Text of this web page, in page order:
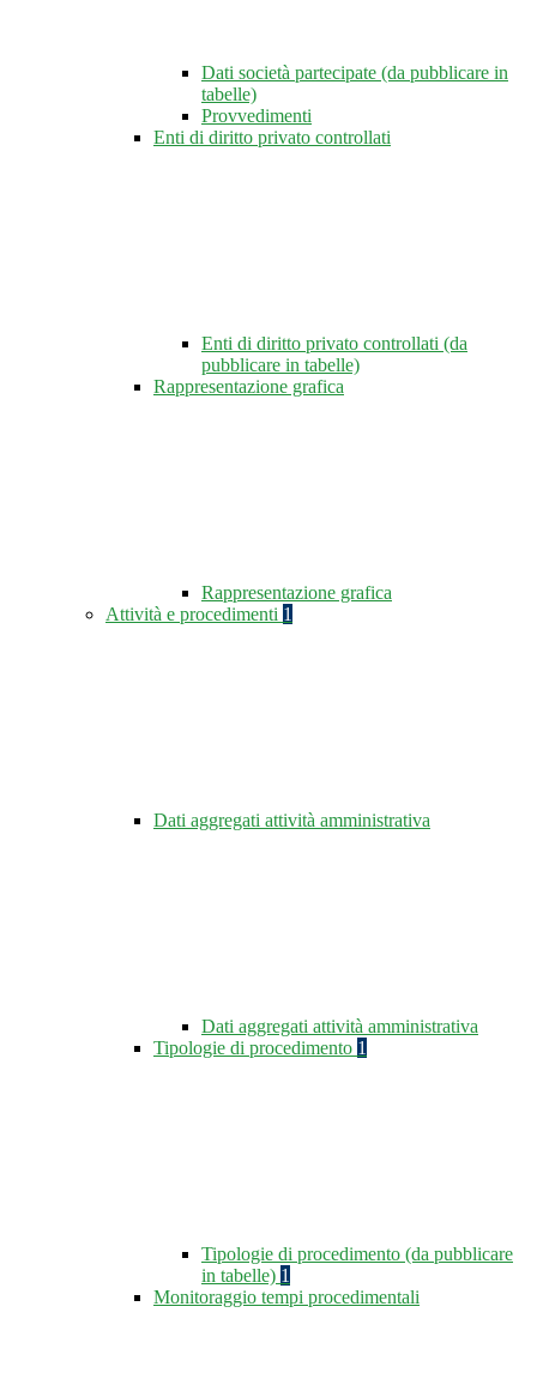
Dati società partecipate (da pubblicare in
tabelle)
Provvedimenti
Enti di diritto privato controllati
Enti di diritto privato controllati (da
pubblicare in tabelle)
Rappresentazione grafica
Rappresentazione grafica
Attività e procedimenti 1
Dati aggregati attività amministrativa
Dati aggregati attività amministrativa
Tipologie di procedimento 1
Tipologie di procedimento (da pubblicare
in tabelle) 1
Monitoraggio tempi procedimentali